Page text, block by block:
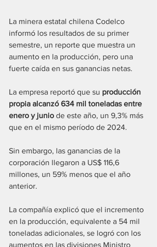
La minera estatal chilena Codelco
informó los resultados de su primer
semestre, un reporte que muestra un
aumento en la producción, pero una
fuerte caída en sus ganancias netas.
La empresa reportó que su producción
propia alcanzó 634 mil toneladas entre
enero y junio de este año, un 9,3% más
que en el mismo período de 2024.
Sin embargo, las ganancias de la
corporación llegaron a US$ 116,6
millones, un 59% menos que el año
anterior.
La compañía explicó que el incremento
en la producción, equivalente a 54 mil
toneladas adicionales, se logró con los
aumentos en las divisiones Ministro